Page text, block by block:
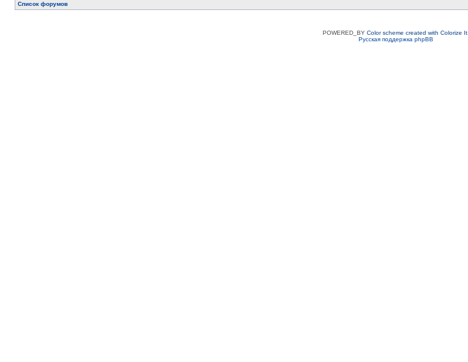
Список форумов
POWERED_BY Color scheme created with Colorize It.
Русская поддержка phpBB